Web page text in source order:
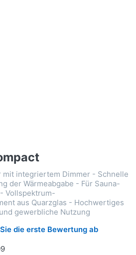
mit integriertem Dimmer - Schnelle
der Wärmeabgabe - Für Sauna-
Vollspektrum-
aus Quarzglas - Hochwertiges
gewerbliche Nutzung
die erste Bewertung ab